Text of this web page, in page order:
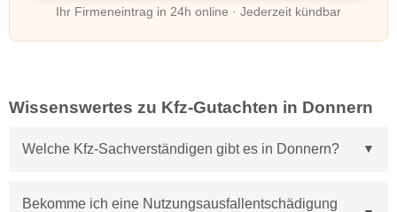
Ihr Firmeneintrag in 24h online · Jederzeit kündbar
Wissenswertes zu Kfz-Gutachten in Donnern
Welche Kfz-Sachverständigen gibt es in Donnern?
Bekomme ich eine Nutzungsausfallentschädigung